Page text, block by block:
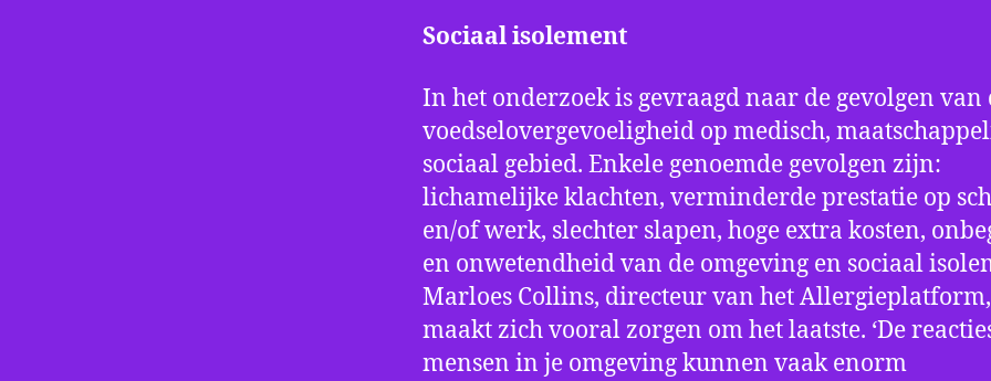
Sociaal isolement
In het onderzoek is gevraagd naar de gevolgen van
voedselovergevoeligheid op medisch,
sociaal gebied. Enkele genoemde gevolgen zijn:
lichamelijke klachten, verminderde prestatie op
en/of werk, slechter slapen, hoge extra kosten,
en onwetendheid van de omgeving en sociaal
Marloes Collins, directeur van het Allergieplatform,
maakt zich vooral zorgen om het laatste. ‘De
mensen in je omgeving kunnen vaak enorm